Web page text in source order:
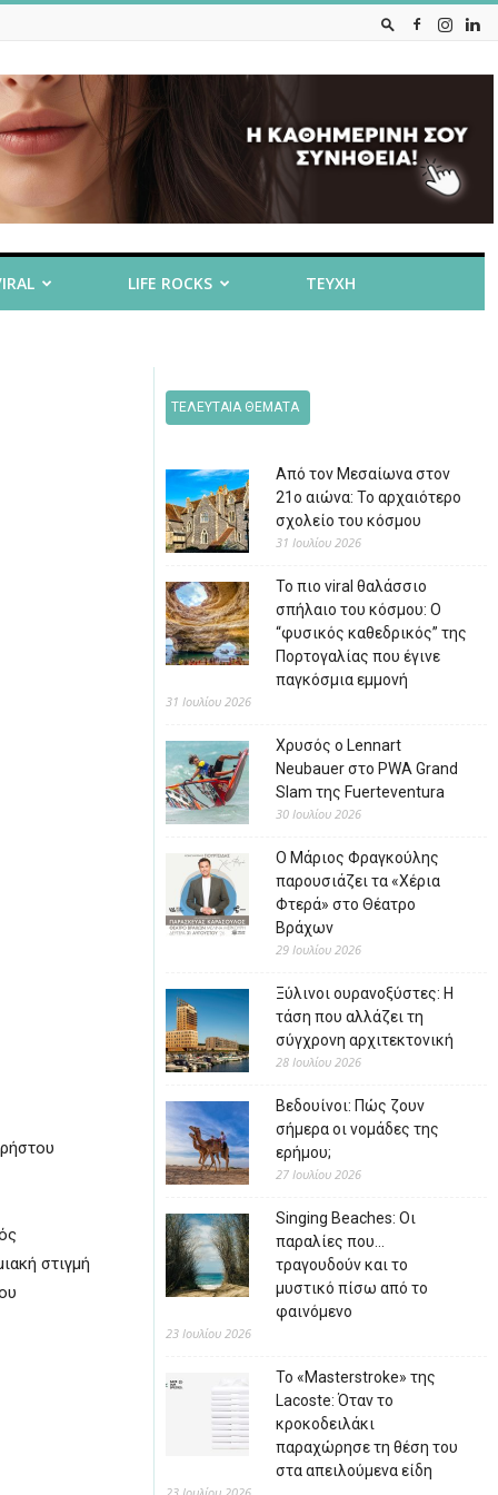
LIFE ROCKS ΤΕΥΧΗ
στιγμή
ΤΕΛΕΥΤΑΙΑ ΘΕΜΑΤΑ
Από τον Μεσαίωνα στον
21ο αιώνα: Το αρχαιότερο
σχολείο του κόσμου
31 Ιουλίου 2026
Το πιο viral θαλάσσιο
σπήλαιο του κόσμου: Ο
“φυσικός καθεδρικός” της
Πορτογαλίας που έγινε
παγκόσμια εμμονή
31 Ιουλίου 2026
Χρυσός ο Lennart
Neubauer στο PWA Grand
Slam της Fuerteventura
30 Ιουλίου 2026
Ο Μάριος Φραγκούλης
παρουσιάζει τα «Χέρια
Φτερά» στο Θέατρο
Βράχων
29 Ιουλίου 2026
Ξύλινοι ουρανοξύστες: Η
τάση που αλλάζει τη
σύγχρονη αρχιτεκτονική
28 Ιουλίου 2026
Βεδουίνοι: Πώς ζουν
σήμερα οι νομάδες της
ερήμου;
27 Ιουλίου 2026
Singing Beaches: Οι
παραλίες που…
τραγουδούν και το
μυστικό πίσω από το
φαινόμενο
23 Ιουλίου 2026
Το «Masterstroke» της
Lacoste: Όταν το
κροκοδειλάκι
παραχώρησε τη θέση του
στα απειλούμενα είδη